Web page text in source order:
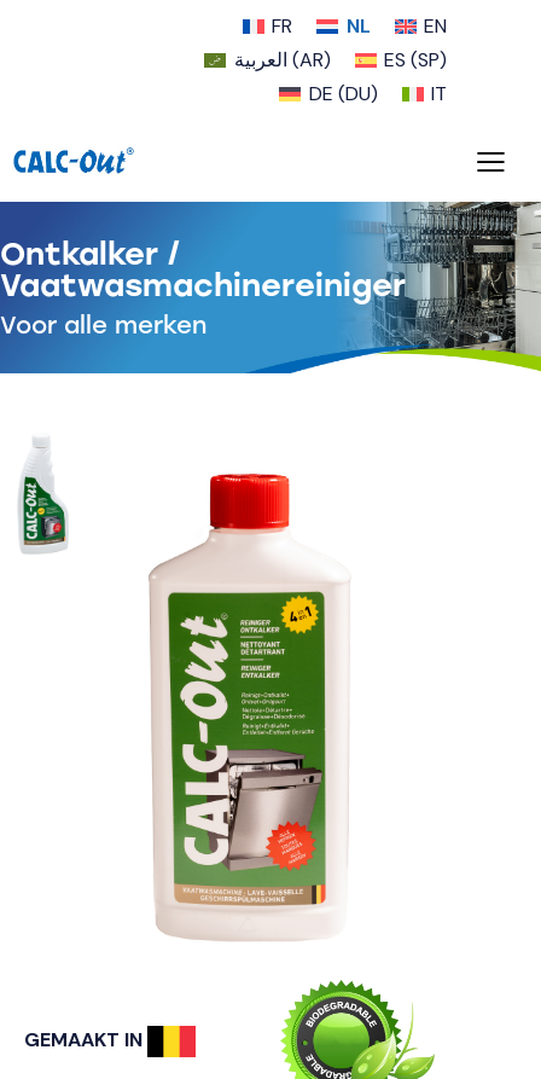
FR NL
EN
العربية (AR) ES (SP)
DE (DU) IT
Ontkalker /
Vaatwasmachinereiniger
Voor alle merken
GEMAAKT IN